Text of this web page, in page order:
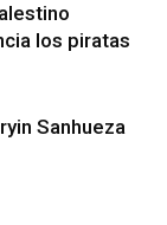
los piratas
Sanhueza